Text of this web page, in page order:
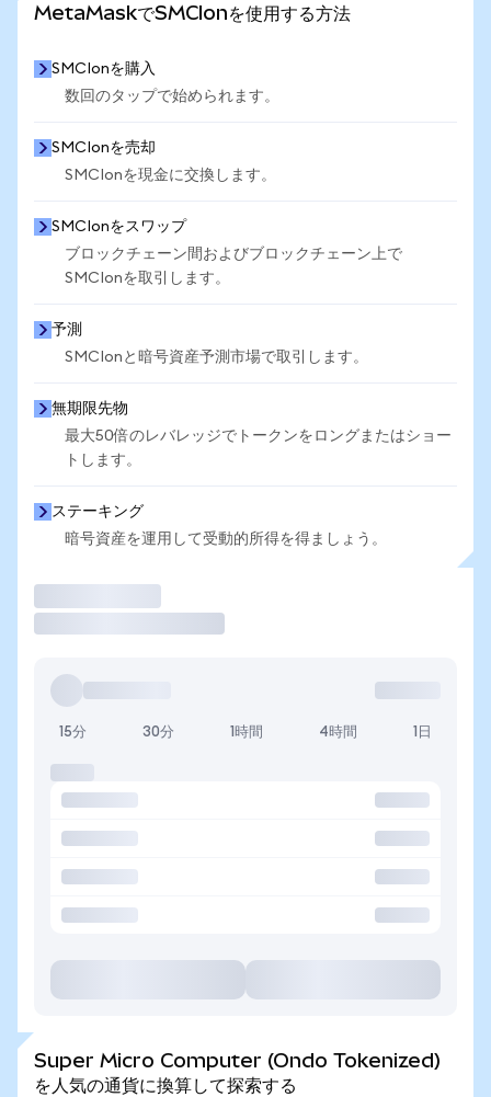
MetaMaskでSMCIonを使用する方法
SMCIonを購入
数回のタップで始められます。
SMCIonを売却
SMCIonを現金に交換します。
SMCIonをスワップ
ブロックチェーン間およびブロックチェーン上で
SMCIonを取引します。
予測
SMCIonと暗号資産予測市場で取引します。
無期限先物
最大50倍のレバレッジでトークンをロングまたはショー
トします。
ステーキング
暗号資産を運用して受動的所得を得ましょう。
15分 30分 1時間 4時間 1日
Super Micro Computer (Ondo Tokenized)
を人気の通貨に換算して探索する